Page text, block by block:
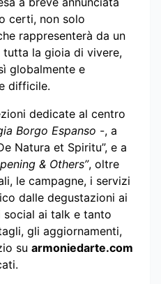
certi, non solo
rappresenterà da un
la gioia di vivere,
globalmente e
difficile.
dedicate al centro
Borgo Espanso -, a
Natura et Spiritu”, e a
& Others”, oltre
le campagne, i servizi
dalle degustazioni ai
social ai talk e tanto
gli aggiornamenti,
su armoniedarte.com